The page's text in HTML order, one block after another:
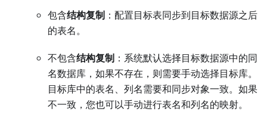
包含结构复制 ：配置目标表同步到目标数据源之后
的表名。
不包含结构复制 ：系统默认选择目标数据源中的同
名数据库，如果不存在，则需要手动选择目标库。
目标库中的表名、列名需要和同步对象一致。如果
不一致，您也可以手动进行表名和列名的映射。